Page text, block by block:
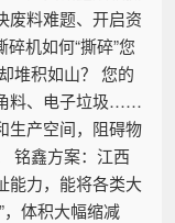
废料难题、开启资
机如何“撕碎”您
堆积如山？ 您的
料、电子垃圾……
生产空间，阻碍物
铭鑫方案：江西
能力，能将各类大
，体积大幅缩减